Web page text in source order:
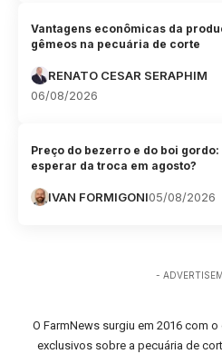
Vantagens econômicas da
gêmeos na pecuária de corte
RENATO CESAR SERAPHIM
06/08/2026
Preço do bezerro e do boi gordo:
esperar da troca em agosto?
IVAN FORMIGONI05/08/2026
-
O FarmNews surgiu em 2016 com
exclusivos sobre a pecuária de